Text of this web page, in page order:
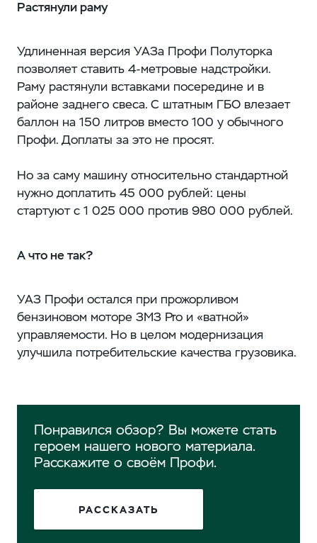
Растянули раму
Удлиненная версия УАЗа Профи Полуторка
позволяет ставить 4-метровые надстройки.
Раму растянули вставками посередине и в
районе заднего свеса. С штатным ГБО влезает
баллон на 150 литров вместо 100 у обычного
Профи. Доплаты за это не просят.
Но за саму машину относительно стандартной
нужно доплатить 45 000 рублей: цены
стартуют с 1 025 000 против 980 000 рублей.
А что не так?
УАЗ Профи остался при прожорливом
бензиновом моторе ЗМЗ Pro и «ватной»
управляемости. Но в целом модернизация
улучшила потребительские качества грузовика.
Понравился обзор? Вы можете стать
героем нашего нового материала.
Расскажите о своём Профи.
РАССКАЗАТЬ